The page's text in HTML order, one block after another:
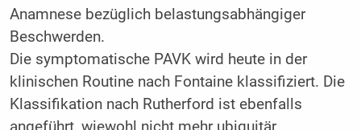
Anamnese bezüglich belastungsabhängiger
Beschwerden.
Die symptomatische PAVK wird heute in der
klinischen Routine nach Fontaine klassifiziert. Die
Klassifikation nach Rutherford ist ebenfalls
angeführt, wiewohl nicht mehr ubiquitär